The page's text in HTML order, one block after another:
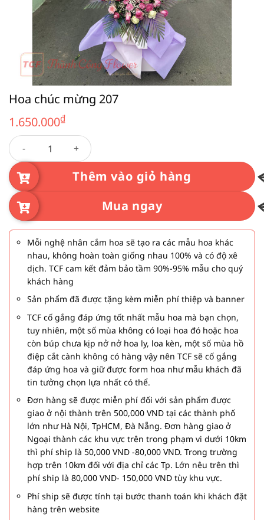
Hoa chúc mừng 207
1.650.000₫
Hoa chúc mừng 207 số lượng
Thêm vào giỏ hàng
Mua ngay
Mỗi nghệ nhân cắm hoa sẽ tạo ra các mẫu hoa khác
nhau, không hoàn toàn giống nhau 100% và có độ xê
dịch. TCF cam kết đảm bảo tầm 90%-95% mẫu cho quý
khách hàng
Sản phẩm đã được tặng kèm miễn phí thiệp và banner
TCF cố gắng đáp ứng tốt nhất mẫu hoa mà bạn chọn,
tuy nhiên, một số mùa không có loại hoa đó hoặc hoa
còn búp chưa kịp nở nở hoa ly, loa kèn, một số mùa hồ
điệp cắt cành không có hàng vậy nên TCF sẽ cố gắng
đáp ứng hoa và giữ được form hoa như mẫu khách đã
tin tưởng chọn lựa nhất có thể.
Đơn hàng sẽ được miễn phí đối với sản phẩm được
giao ở nội thành trên 500,000 VND tại các thành phố
lớn như Hà Nội, TpHCM, Đà Nẵng. Đơn hàng giao ở
Ngoại thành các khu vực trên trong phạm vi dưới 10km
thì phí ship là 50,000 VND -80,000 VND. Trong trường
hợp trên 10km đối với địa chỉ các Tp. Lớn nêu trên thì
phí ship là 80,000 VND- 150,000 VND tùy khu vực.
Phí ship sẽ được tính tại bước thanh toán khi khách đặt
hàng trên website